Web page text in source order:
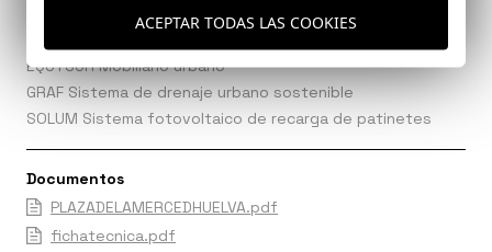
EQUYSUR Mobiliario urbano
GRAF Sistema de drenaje urbano sostenible
SOLUM Sistema fotovoltaico de recarga de patinetes
Documentos
PLAZADELAMERCEDHUELVA.pdf
fichatecnica.pdf
ACEPTAR TODAS LAS COOKIES